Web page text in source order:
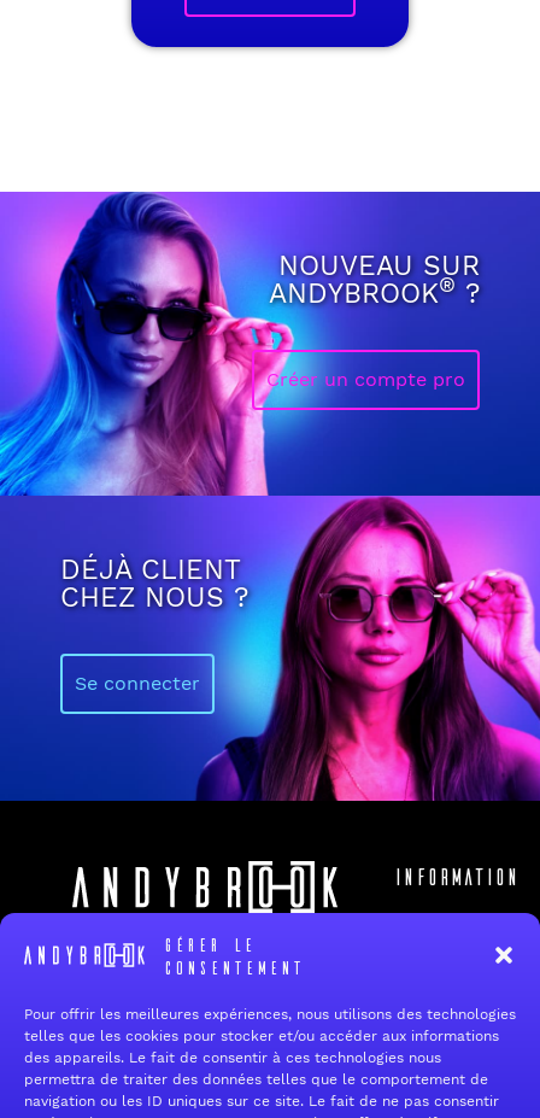
Gérer le
consentement
Pour offrir les meilleures expériences, nous utilisons des technologies
telles que les cookies pour stocker et/ou accéder aux informations
des appareils. Le fait de consentir à ces technologies nous
permettra de traiter des données telles que le comportement de
navigation ou les ID uniques sur ce site. Le fait de ne pas consentir
NOUVEAU SUR
ANDYBROOK®?
Créer un compte pro
DÉJÀ CLIENT
CHEZ NOUS ?
Se connecter
19 rue de Reims
94700 Maisons-Alfort
E-mail :contact@andybrook.fr
Information
Qui sommes
FAQ
Contact